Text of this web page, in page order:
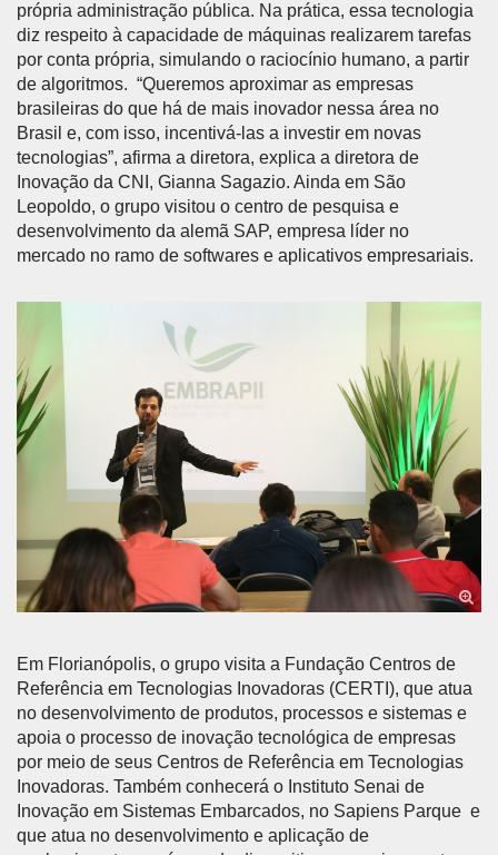
própria administração pública. Na prática, essa tecnologia
diz respeito à capacidade de máquinas realizarem tarefas
por conta própria, simulando o raciocínio humano, a partir
de algoritmos. “Queremos aproximar as empresas
brasileiras do que há de mais inovador nessa área no
Brasil e, com isso, incentivá-las a investir em novas
tecnologias”, afirma a diretora, explica a diretora de
Inovação da CNI, Gianna Sagazio. Ainda em São
Leopoldo, o grupo visitou o centro de pesquisa e
desenvolvimento da alemã SAP, empresa líder no
mercado no ramo de softwares e aplicativos empresariais.
Em Florianópolis, o grupo visita a Fundação Centros de
Referência em Tecnologias Inovadoras (CERTI), que atua
no desenvolvimento de produtos, processos e sistemas e
apoia o processo de inovação tecnológica de empresas
por meio de seus Centros de Referência em Tecnologias
Inovadoras. Também conhecerá o Instituto Senai de
Inovação em Sistemas Embarcados, no Sapiens Parque e
que atua no desenvolvimento e aplicação de